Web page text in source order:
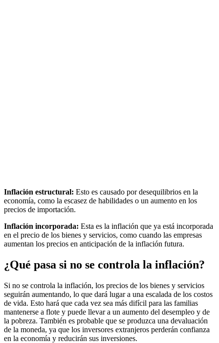
Inflación estructural: Esto es causado por desequilibrios en la
economía, como la escasez de habilidades o un aumento en los
precios de importación.
Inflación incorporada: Esta es la inflación que ya está incorporada
en el precio de los bienes y servicios, como cuando las empresas
aumentan los precios en anticipación de la inflación futura.
¿Qué pasa si no se controla la inflación?
Si no se controla la inflación, los precios de los bienes y servicios
seguirán aumentando, lo que dará lugar a una escalada de los costos
de vida. Esto hará que cada vez sea más difícil para las familias
mantenerse a flote y puede llevar a un aumento del desempleo y de
la pobreza. También es probable que se produzca una devaluación
de la moneda, ya que los inversores extranjeros perderán confianza
en la economía y reducirán sus inversiones.